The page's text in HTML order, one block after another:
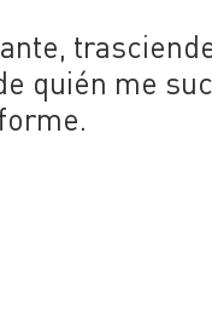
quién me